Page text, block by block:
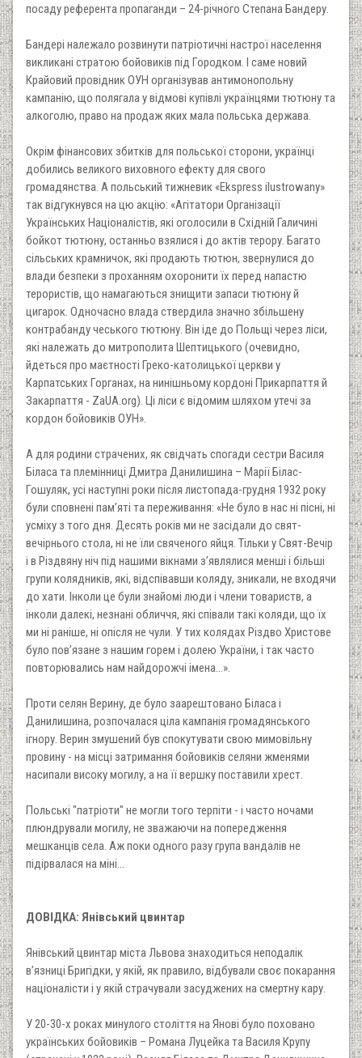
посаду референта пропаганди – 24-річного Степана Бандеру.
Бандері належало розвинути патріотичні настрої населення
викликані стратою бойовиків під Городком. І саме новий
Крайовий провідник ОУН організував антимонопольну
кампанію, що полягала у відмові купівлі українцями тютюну та
алкоголю, право на продаж яких мала польська держава.
Окрім фінансових збитків для польської сторони, українці
добились великого виховного ефекту для свого
громадянства. А польський тижневик «Ekspress ilustrowany»
так відгукнувся на цю акцію: «Агітатори Організації
Українських Націоналістів, які оголосили в Східній Галичині
бойкот тютюну, останньо взялися і до актів терору. Багато
сільських крамничок, які продають тютюн, звернулися до
влади безпеки з проханням охоронити їх перед напастю
терористів, що намагаються знищити запаси тютюну й
цигарок. Одночасно влада ствердила значно збільшену
контрабанду чеського тютюну. Він іде до Польщі через ліси,
які належать до митрополита Шептицького (очевидно,
йдеться про маєтності Греко-католицької церкви у
Карпатських Горганах, на нинішньому кордоні Прикарпаття й
Закарпаття - ZaUA.org). Ці ліси є відомим шляхом утечі за
кордон бойовиків ОУН».
А для родини страчених, як свідчать спогади сестри Василя
Біласа та племінниці Дмитра Данилишина – Марії Білас-
Гошуляк, усі наступні роки після листопада-грудня 1932 року
були сповнені пам’яті та переживання: «Не було в нас ні пісні, ні
усміху з того дня. Десять років ми не засідали до свят-
вечірнього стола, ні не їли свяченого яйця. Тільки у Свят-Вечір
і в Різдвяну ніч під нашими вікнами з’являлися менші і більші
групи колядників, які, відспівавши коляду, зникали, не входячи
до хати. Інколи це були знайомі люди і члени товариств, а
інколи далекі, незнані обличчя, які співали такі коляди, що їх
ми ні раніше, ні опісля не чули. У тих колядах Різдво Христове
було пов’язане з нашим горем і долею України, і так часто
повторювались нам найдорожчі імена…».
Проти селян Верину, де було заарештовано Біласа і
Данилишина, розпочалася ціла кампанія громадянського
ігнору. Верин змушений був спокутувати свою мимовільну
провину - на місці затримання бойовиків селяни жменями
насипали високу могилу, а на її вершку поставили хрест.
Польські "патріоти" не могли того терпіти - і часто ночами
плюндрували могилу, не зважаючи на попередження
мешканців села. Аж поки одного разу група вандалів не
підірвалася на міні...
ДОВІДКА: Янівський цвинтар
Янівський цвинтар міста Львова знаходиться неподалік
в’язниці Бригідки, у якій, як правило, відбували своє покарання
націоналісти і у якій страчували засуджених на смертну кару.
У 20-30-х роках минулого століття на Янові було поховано
українських бойовиків – Романа Луцейка та Василя Крупу